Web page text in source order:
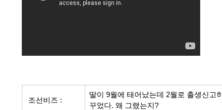
조선비즈 :
딸이 9월에 태어났는데 2월로 출생신고
꾸었다. 왜 그랬는지?